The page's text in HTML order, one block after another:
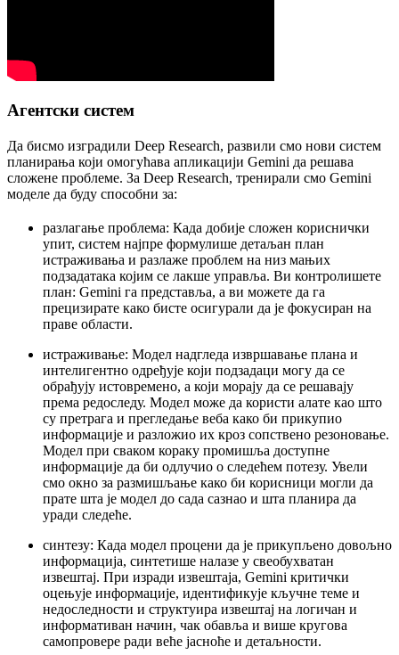
Агентски систем
Да бисмо изградили Deep Research, развили смо нови систем
планирања који омогућава апликацији Gemini да решава
сложене проблеме. За Deep Research, тренирали смо Gemini
моделе да буду способни за:
разлагање проблема: Када добије сложен кориснички
упит, систем најпре формулише детаљан план
истраживања и разлаже проблем на низ мањих
подзадатака којим се лакше управља. Ви контролишете
план: Gemini га представља, а ви можете да га
прецизирате како бисте осигурали да је фокусиран на
праве области.
истраживање: Модел надгледа извршавање плана и
интелигентно одређује који подзадаци могу да се
обрађују истовремено, а који морају да се решавају
према редоследу. Модел може да користи алате као што
су претрага и прегледање веба како би прикупио
информације и разложио их кроз сопствено резоновање.
Модел при сваком кораку промишља доступне
информације да би одлучио о следећем потезу. Увели
смо окно за размишљање како би корисници могли да
прате шта је модел до сада сазнао и шта планира да
уради следеће.
синтезу: Када модел процени да је прикупљено довољно
информација, синтетише налазе у свеобухватан
извештај. При изради извештаја, Gemini критички
оцењује информације, идентификује кључне теме и
недоследности и структуира извештај на логичан и
информативан начин, чак обавља и више кругова
самопровере ради веће јасноће и детаљности.